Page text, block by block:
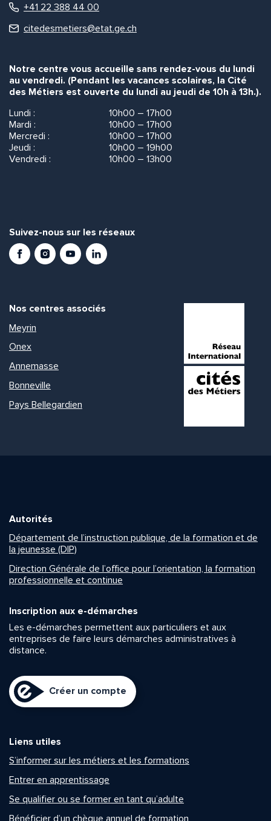
+41 22 388 44 00
citedesmetiers@etat.ge.ch
Notre centre vous accueille sans rendez-vous du lundi
au vendredi. (Pendant les vacances scolaires, la Cité
des Métiers est ouverte du lundi au jeudi de 10h à 13h.).
Lundi :
10h00 – 17h00
Mardi :
10h00 – 17h00
Mercredi :
10h00 – 17h00
Jeudi :
10h00 – 19h00
Vendredi :
10h00 – 13h00
Suivez-nous sur les réseaux
FacebookInstagramYoutubeLinkedIn
Nos centres associés
Meyrin
Onex
Annemasse
Bonneville
Pays Bellegardien
Autorités
Département de l’instruction publique, de la formation et de
la jeunesse (DIP)
Direction Générale de l’office pour l’orientation, la formation
professionnelle et continue
Inscription aux e-démarches
Les e-démarches permettent aux particuliers et aux
entreprises de faire leurs démarches administratives à
distance.
Créer un compte
Liens utiles
S’informer sur les métiers et les formations
Entrer en apprentissage
Se qualifier ou se former en tant qu’adulte
Bénéficier d’un chèque annuel de formation